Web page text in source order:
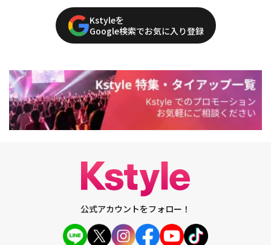
Kstyleを
Google検索でお気に入り登録
公式アカウントをフォロー！